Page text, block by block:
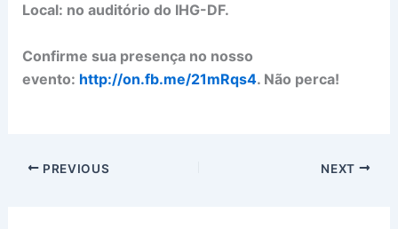
Local: no auditório do IHG-DF.
Confirme sua presença no nosso
evento: http://on.fb.me/21mRqs4. Não perca!
PREVIOUS NEXT